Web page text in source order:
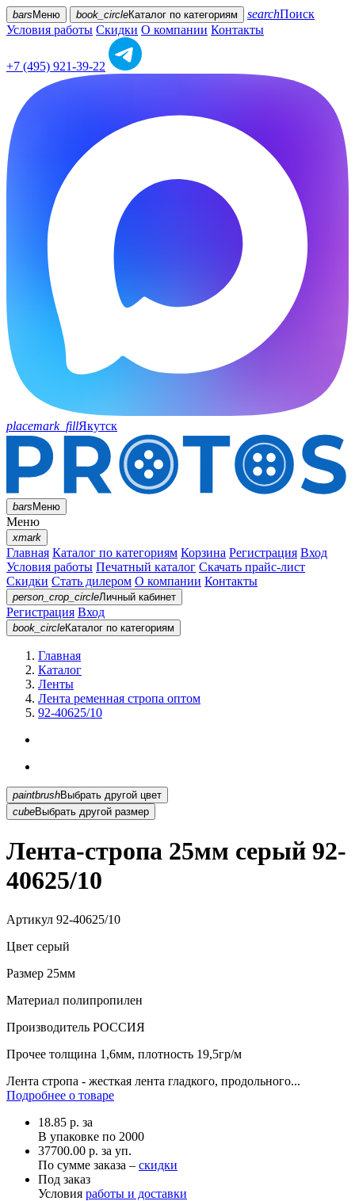
bars Меню book_circleКаталог по категориям searchПоиск
Условия работы Скидки О компании Контакты
+7 (495) 921-39-22
placemark_fillЯкутск
barsМеню
Меню
xmark
Главная Каталог по категориям Корзина Регистрация Вход
Условия работы Печатный каталог Скачать прайс-лист
Скидки Стать дилером О компании Контакты
person_crop_circleЛичный кабинет
Регистрация Вход
book_circleКаталог по категориям
Главная
Каталог
Ленты
Лента ременная стропа оптом
92-40625/10
paintbrush
Выбрать другой цвет
cubeВыбрать другой размер
Лента-стропа 25мм серый 92-
40625/10
Артикул 92-40625/10
Цвет серый
Размер 25мм
Материал полипропилен
Производитель РОССИЯ
Прочее толщина 1,6мм, плотность 19,5гр/м
Лента стропа - жесткая лента гладкого, продольного...
Подробнее о товаре
18.85 р. за
В упаковке по 2000
37700.00 р. за уп.
По сумме заказа – скидки
Под заказ
Условия работы и доставки